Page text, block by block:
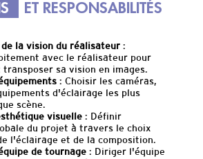
ET RESPONSABILITÉS
la vision du réalisateur:
avec le réalisateur pour
sa vision en images.
: Choisir les caméras,
d'éclairage les plus
scène.
visuelle: Définir
du projet à travers le choix
l'éclairage et de la composition.
de tournage: Diriger l'équipe